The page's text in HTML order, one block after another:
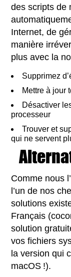
des scripts de
Internet, de
manière
plus avec la
Supprimez
Mettre à jour
Désactiver
processeur
Trouver et
qui ne servent
Comme nous
l’un de nos
solutions
Français
solution
vos fichiers
la version qui
macOS !).